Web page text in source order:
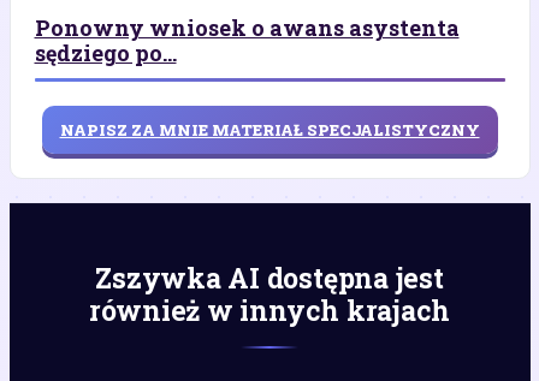
Ponowny wniosek o awans asystenta
sędziego po...
NAPISZ ZA MNIE MATERIAŁ SPECJALISTYCZNY
Zszywka AI dostępna jest
również w innych krajach